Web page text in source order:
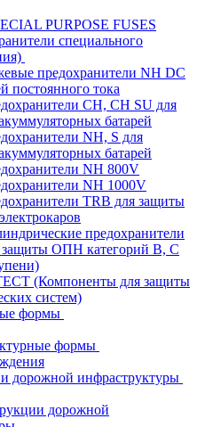
PURPOSE FUSES
специального
предохранители NH DC
постоянного тока
CH, CH SU для
батарей
NH, S для
батарей
NH 800V
NH 1000V
TRB для защиты
предохранители
защиты ОПН категорий B, C
(Компоненты для защиты
систем)
формы
формы
дорожной инфраструктуры
дорожной